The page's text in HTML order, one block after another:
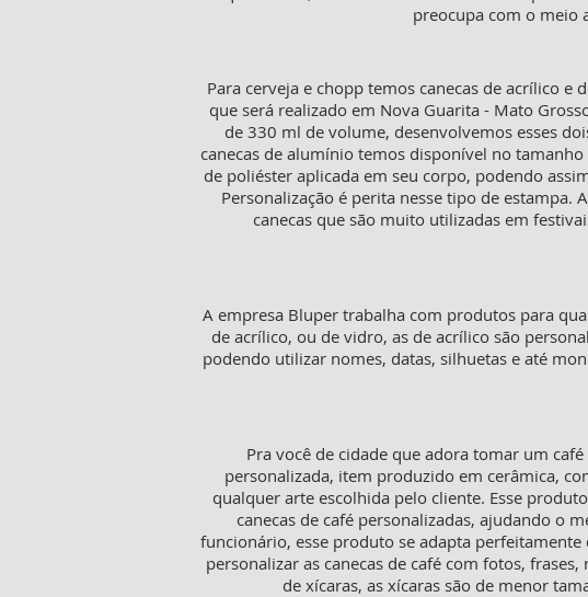
preocupa com o meio
Para cerveja e chopp temos canecas de acrílico
que será realizado em Nova Guarita - Mato
de 330 ml de volume, desenvolvemos esses
canecas de alumínio temos disponível no
de poliéster aplicada em seu corpo, podendo
Personalização é perita nesse tipo de
canecas que são muito utilizadas em
A empresa Bluper trabalha com produtos para
de acrílico, ou de vidro, as de acrílico são
podendo utilizar nomes, datas, silhuetas e até
Pra você de cidade que adora tomar um
personalizada, item produzido em cerâmica,
qualquer arte escolhida pelo cliente. Esse
canecas de café personalizadas, ajudando o
funcionário, esse produto se adapta
personalizar as canecas de café com fotos,
de xícaras, as xícaras são de menor